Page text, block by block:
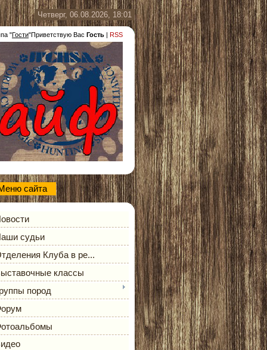
Четверг, 06.08.2026, 18:01
"Гости"Приветствую Вас Гость | RSS
сайта
судьи
Клуба в ре...
классы
пород